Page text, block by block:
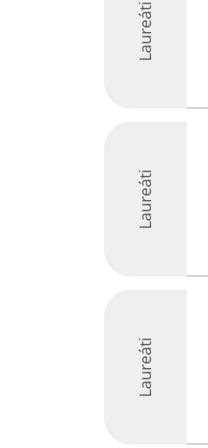
Laureáti
Laureáti
Laureáti